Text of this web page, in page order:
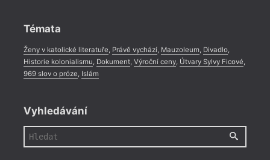
Témata
Ženy v katolické literatuře, Právě vychází, Mauzoleum, Divadlo,
Historie kolonialismu, Dokument, Výroční ceny, Útvary Sylvy Ficové,
969 slov o próze, Islám
Vyhledávání